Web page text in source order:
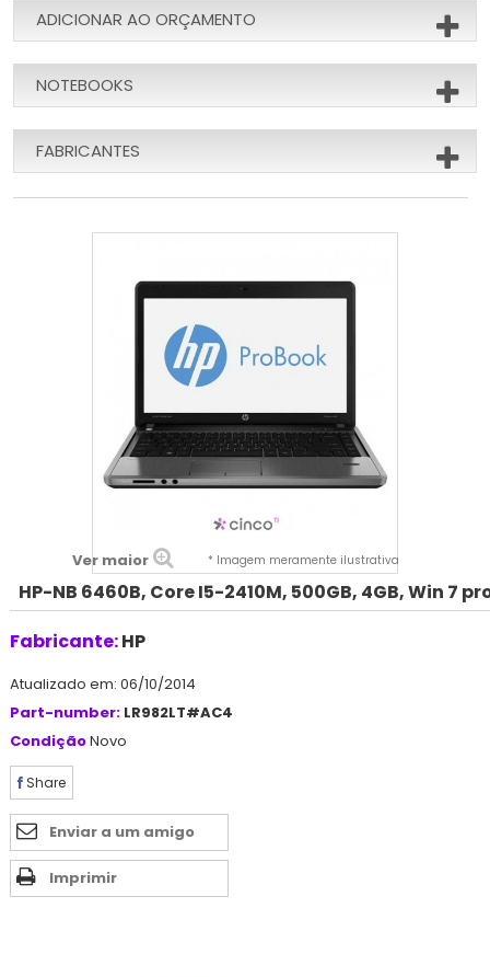
ADICIONAR AO ORÇAMENTO
NOTEBOOKS
FABRICANTES
Ver maior * Imagem meramente ilustrativa
HP-NB 6460B, Core I5-2410M, 500GB, 4GB, Win 7
Fabricante:HP
Atualizado em: 06/10/2014
Part-number: LR982LT#AC4
CondiçãoNovo
Share
Enviar a um amigo
Imprimir